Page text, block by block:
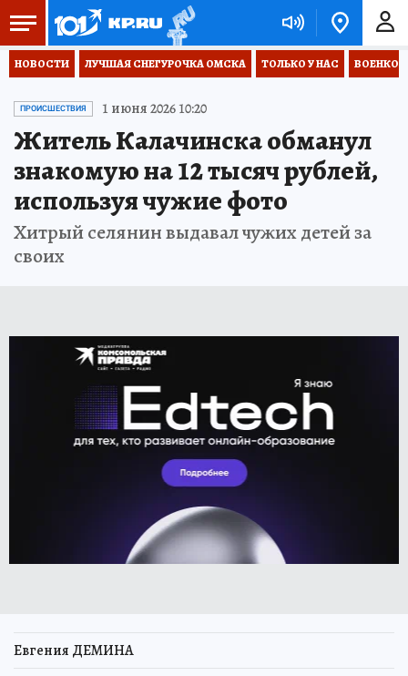
НОВОСТИ ЛУЧШАЯ СНЕГУРОЧКА ОМСКА ТОЛЬКО У НАС
ПРОИСШЕСТВИЯ 1 июня 2026 10:20
Житель Калачинска обманул
знакомую на 12 тысяч рублей,
используя чужие фото
Хитрый селянин выдавал чужих детей за
своих
Евгения ДЕМИНА